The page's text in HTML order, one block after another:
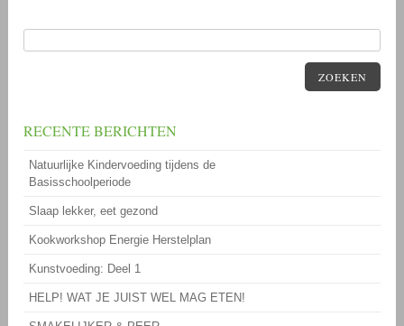
ZOEKEN
RECENTE BERICHTEN
Natuurlijke Kindervoeding tijdens de
Basisschoolperiode
Slaap lekker, eet gezond
Kookworkshop Energie Herstelplan
Kunstvoeding: Deel 1
HELP! WAT JE JUIST WEL MAG ETEN!